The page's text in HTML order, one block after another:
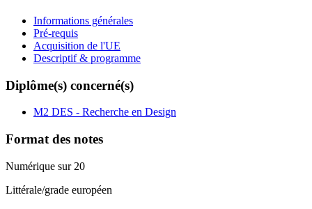
Informations générales
Pré-requis
Acquisition de l'UE
Descriptif & programme
Diplôme(s) concerné(s)
M2 DES - Recherche en Design
Format des notes
Numérique sur 20
Littérale/grade européen